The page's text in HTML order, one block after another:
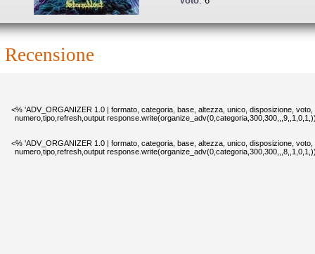
recensione
<% 'ADV_ORGANIZER 1.0 | formato, categoria, base, altezza, unico, disposizione, voto,
numero,tipo,refresh,output
<% 'ADV_ORGANIZER 1.0 | formato, categoria, base, altezza, unico, disposizione, voto,
numero,tipo,refresh,output